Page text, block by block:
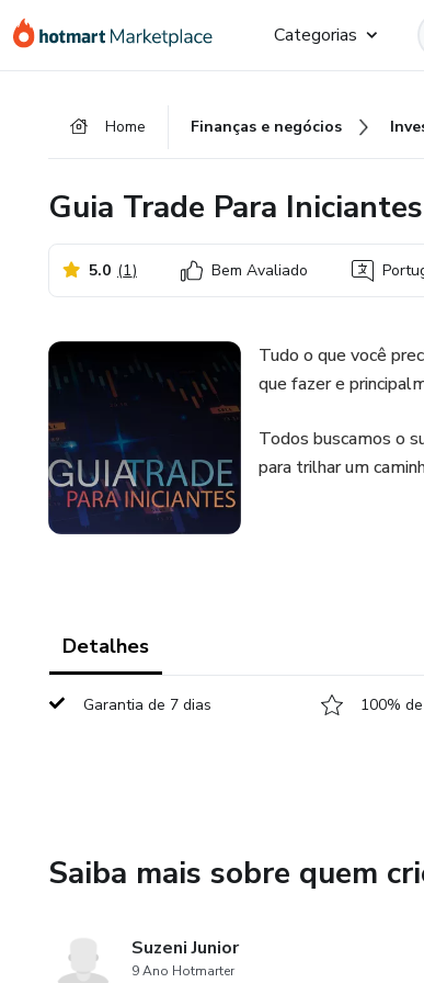
para
para
para
Categorias
Home Finanças e negócios
Guia Trade Para Iniciantes
5.0 (1) Bem Avaliado
Tudo o que você
que fazer e
Todos buscamos o
para trilhar um
Detalhes
Garantia de 7 dias 100%
Saiba mais sobre quem
Suzeni Junior
9 Ano Hotmarter